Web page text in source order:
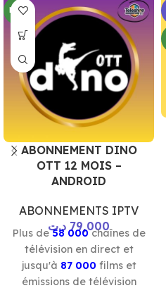
NEW
ABONNEMENT DINO
OTT 12 MOIS –
ANDROID
ABONNEMENTS IPTV
79,000 د.تPlus de58 000chaînes de
télévision en direct et
jusqu'à 87 000 films et
émissions de télévision